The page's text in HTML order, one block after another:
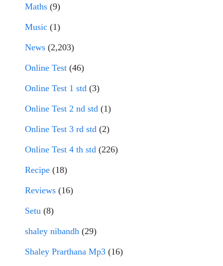
Maths (9)
Music (1)
News (2,203)
Online Test (46)
Online Test 1 std (3)
Online Test 2 nd std (1)
Online Test 3 rd std (2)
Online Test 4 th std (226)
Recipe (18)
Reviews (16)
Setu (8)
shaley nibandh (29)
Shaley Prarthana Mp3 (16)